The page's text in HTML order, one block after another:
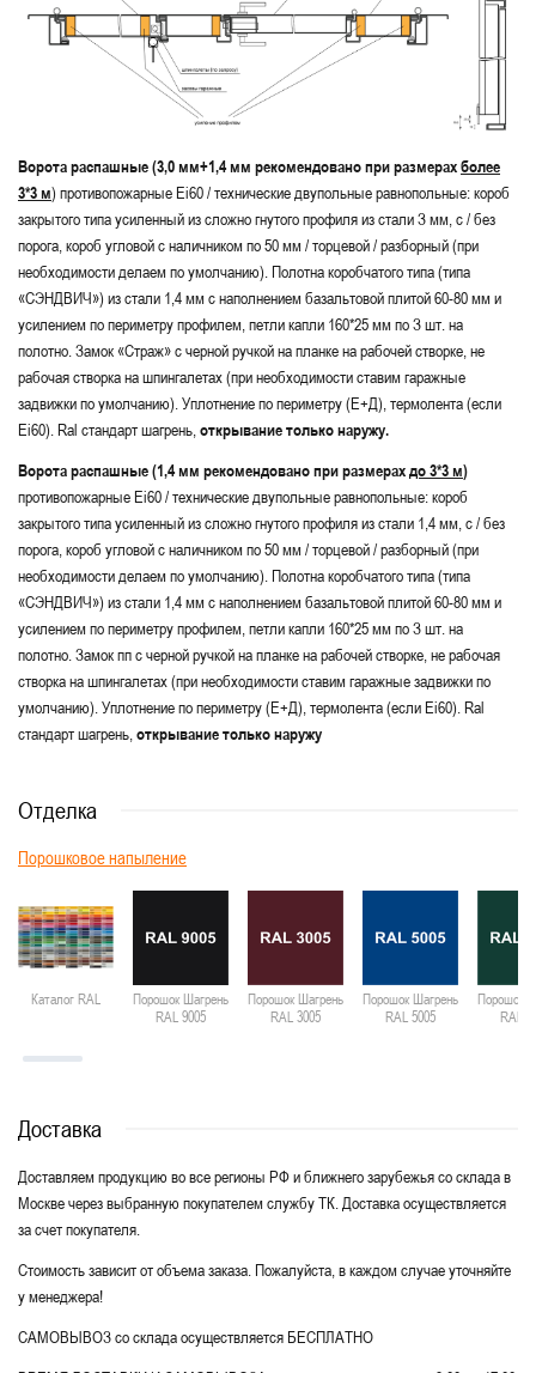
Ворота распашные (3,0 мм+1,4 мм рекомендовано при размерахболее
3*3 м) противопожарные Ei60 / технические двупольные равнопольные: короб
закрытого типа усиленный из сложно гнутого профиля из стали З мм, с / без
порога, короб угловой с наличником по 50 мм / торцевой / разборный (при
необходимости делаем по умолчанию). Полотна коробчатого типа (типа
«СЭНДВИЧ») из стали 1,4 мм с наполнением базальтовой плитой 60-80 мм и
усилением по периметру профилем, петли капли 160*25 мм по З шт. на
полотно. Замок «Страж» с черной ручкой на планке на рабочей створке, не
рабочая створка на шпингалетах (при необходимости ставим гаражные
задвижки по умолчанию). Уплотнение по периметру (Е+Д), термолента (если
Ei60). Ral стандарт шагрень,открывание только наружу.
Ворота распашные (1,4 мм рекомендовано при размерахдо 3*3 м)
противопожарные Ei60 / технические двупольные равнопольные: короб
закрытого типа усиленный из сложно гнутого профиля из стали 1,4 мм, с / без
порога, короб угловой с наличником по 50 мм / торцевой / разборный (при
необходимости делаем по умолчанию). Полотна коробчатого типа (типа
«СЭНДВИЧ») из стали 1,4 мм с наполнением базальтовой плитой 60-80 мм и
усилением по периметру профилем, петли капли 160*25 мм по З шт. на
полотно. Замок пп с черной ручкой на планке на рабочей створке, не рабочая
створка на шпингалетах (при необходимости ставим гаражные задвижки по
умолчанию). Уплотнение по периметру (Е+Д), термолента (если Ei60). Ral
стандарт шагрень,открывание только наружу
Отделка
Порошковое напыление
Каталог RAL
Порошок Шагрень
RAL 9005
Порошок Шагрень
RAL 3005
Порошок Шагрень
RAL 5005
Порошок
RAL
Доставка
Доставляем продукцию во все регионы РФ и ближнего зарубежья со склада в
Москве через выбранную покупателем службу ТК. Доставка осуществляется
за счет покупателя.
Стоимость зависит от объема заказа. Пожалуйста, в каждом случае уточняйте
у менеджера!
САМОВЫВОЗ со склада осуществляется БЕСПЛАТНО